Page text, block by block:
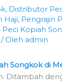
, Distributor
Haji, Pengrajin
Peci Kopiah
/ Oleh admin
Songkok di
Ditambah